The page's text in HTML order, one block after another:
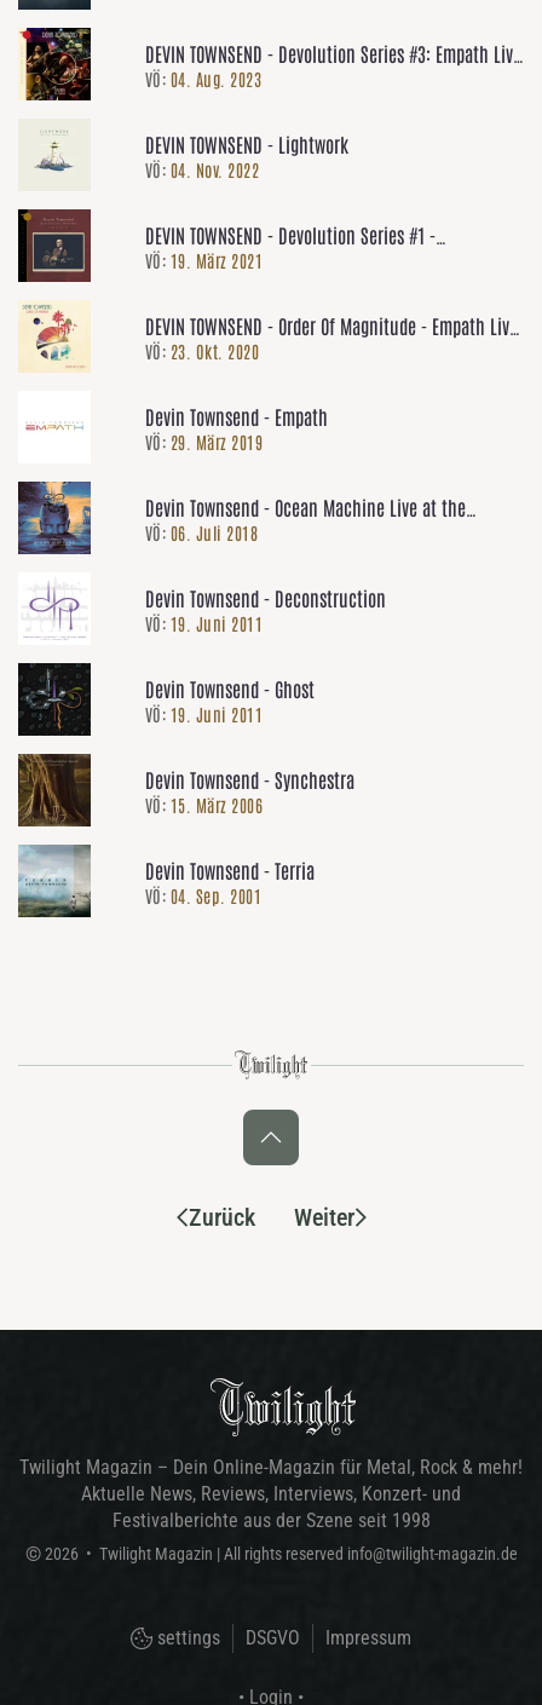
DEVIN TOWNSEND - Devolution Series #3: Empath Live
In America
VÖ: 04. Aug. 2023
DEVIN TOWNSEND - Lightwork
VÖ: 04. Nov. 2022
DEVIN TOWNSEND - Devolution Series #1 -
Acoustically Inclined, Live In Leeds
VÖ: 19. März 2021
DEVIN TOWNSEND - Order Of Magnitude - Empath Live
Volume 1
VÖ: 23. Okt. 2020
Devin Townsend - Empath
VÖ: 29. März 2019
Devin Townsend - Ocean Machine Live at the
Ancient Roman Theatre Plovdiv
VÖ: 06. Juli 2018
Devin Townsend - Deconstruction
VÖ: 19. Juni 2011
Devin Townsend - Ghost
VÖ: 19. Juni 2011
Devin Townsend - Synchestra
VÖ: 15. März 2006
Devin Townsend - Terria
VÖ: 04. Sep. 2001
Zurück Weiter
Twilight Magazin – Dein Online-Magazin für Metal, Rock & mehr!
Aktuelle News, Reviews, Interviews, Konzert- und
Festivalberichte aus der Szene seit 1998
© 2026 • Twilight Magazin | All rights reserved info@twilight-magazin.de
settings DSGVO Impressum
• Login •